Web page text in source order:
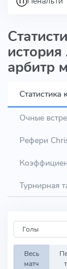
арбитр
Статистика
Очные
Рефери
Турнирная
Весь
матч